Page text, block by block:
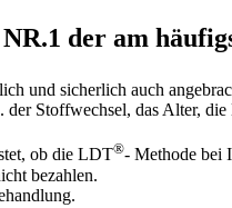
der am
und sicherlich auch
Stoffwechsel, das Alter,
ob die LDT®- Methode bei
bezahlen.